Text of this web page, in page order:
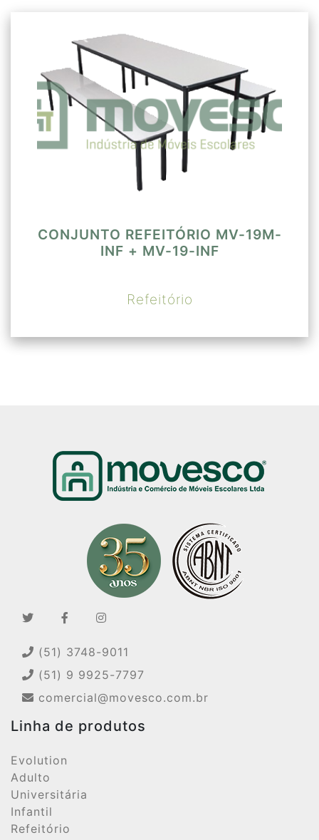
CONJUNTO REFEITÓRIO MV-19M-
INF + MV-19-INF
Refeitório
(51) 3748-9011
(51) 9 9925-7797
comercial@movesco.com.br
Linha de produtos
Evolution
Adulto
Universitária
Infantil
Refeitório